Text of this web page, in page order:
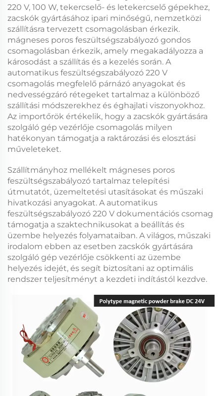
220 V, 100 W, tekercselő- és letekercselő gépekhez,
zacskók gyártásához ipari minőségű, nemzetközi
szállításra tervezett csomagolásban érkezik.
mágneses poros feszültségszabályozó gondos
csomagolásban érkezik, amely megakadályozza a
károsodást a szállítás és a kezelés során. A
automatikus feszültségszabályozó 220 V
csomagolás megfelelő párnázó anyagokat és
nedvességzáró rétegeket tartalmaz a különböző
szállítási módszerekhez és éghajlati viszonyokhoz.
Az importőrök értékelik, hogy a zacskók gyártására
szolgáló gép vezérlője csomagolás milyen
hatékonyan támogatja a raktározási és elosztási
műveleteket.
Szállítmányhoz mellékelt mágneses poros
feszültségszabályozó tartalmaz telepítési
útmutatót, üzemeltetési utasításokat és műszaki
hivatkozási anyagokat. A automatikus
feszültségszabályozó 220 V dokumentációs csomag
támogatja a szaktechnikusokat a beállítás és
üzembe helyezés folyamataiban. A világos, műszaki
irodalom ebben az esetben zacskók gyártására
szolgáló gép vezérlője csökkenti az üzembe
helyezés idejét, és segít biztosítani az optimális
rendszer teljesítményt a kezdeti indítástól kezdve.